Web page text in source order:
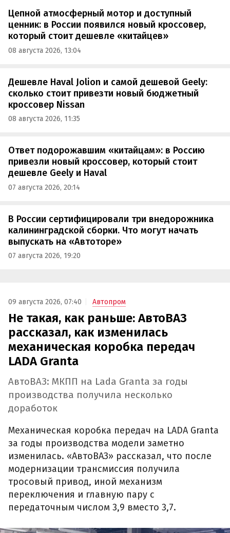
Цепной атмосферный мотор и доступный
ценник: в России появился новый кроссовер,
который стоит дешевле «китайцев»
08 августа 2026, 13:04
Дешевле Haval Jolion и самой дешевой Geely:
сколько стоит привезти новый бюджетный
кроссовер Nissan
08 августа 2026, 11:35
Ответ подорожавшим «китайцам»: в Россию
привезли новый кроссовер, который стоит
дешевле Geely и Haval
07 августа 2026, 20:14
В России сертифицировали три внедорожника
калининградской сборки. Что могут начать
выпускать на «Автоторе»
07 августа 2026, 19:20
09 августа 2026, 07:40 Автопром
Не такая, как раньше: АвтоВАЗ
рассказал, как изменилась
механическая коробка передач
LADA Granta
АвтоВАЗ: МКПП на Lada Granta за годы
производства получила несколько
доработок
Механическая коробка передач на LADA Granta
за годы производства модели заметно
изменилась. «АвтоВАЗ» рассказал, что после
модернизации трансмиссия получила
тросовый привод, иной механизм
переключения и главную пару с
передаточным числом 3,9 вместо 3,7.